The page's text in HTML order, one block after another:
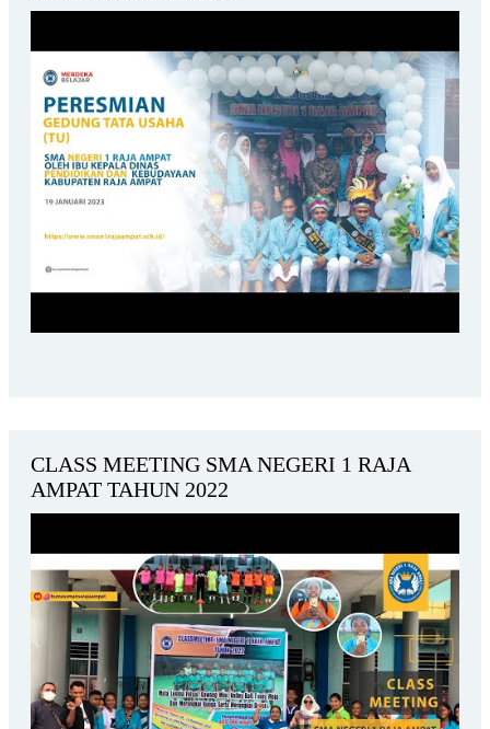
CLASS MEETING SMA NEGERI 1 RAJA
AMPAT TAHUN 2022